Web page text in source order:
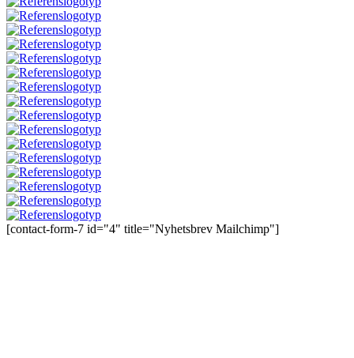
[contact-form-7 id="4" title="Nyhetsbrev Mailchimp"]